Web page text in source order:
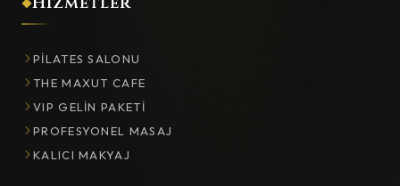
PILATES SALONU
THE MAXUT CAFE
VIP GELIN PAKETI
PROFESYONEL MASAJ
KALICI MAKYAJ